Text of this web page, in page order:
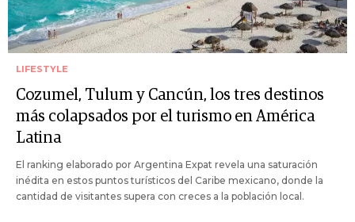
LIFESTYLE
Cozumel, Tulum y Cancún, los tres destinos
más colapsados por el turismo en América
Latina
El ranking elaborado por Argentina Expat revela una saturación
inédita en estos puntos turísticos del Caribe mexicano, donde la
cantidad de visitantes supera con creces a la población local.